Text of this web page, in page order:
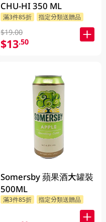
CHU-HI 350 ML
滿3件85折 指定分類送贈品
$19.00
$13.50
Somersby 蘋果酒大罐裝
500ML
滿3件85折 指定分類送贈品